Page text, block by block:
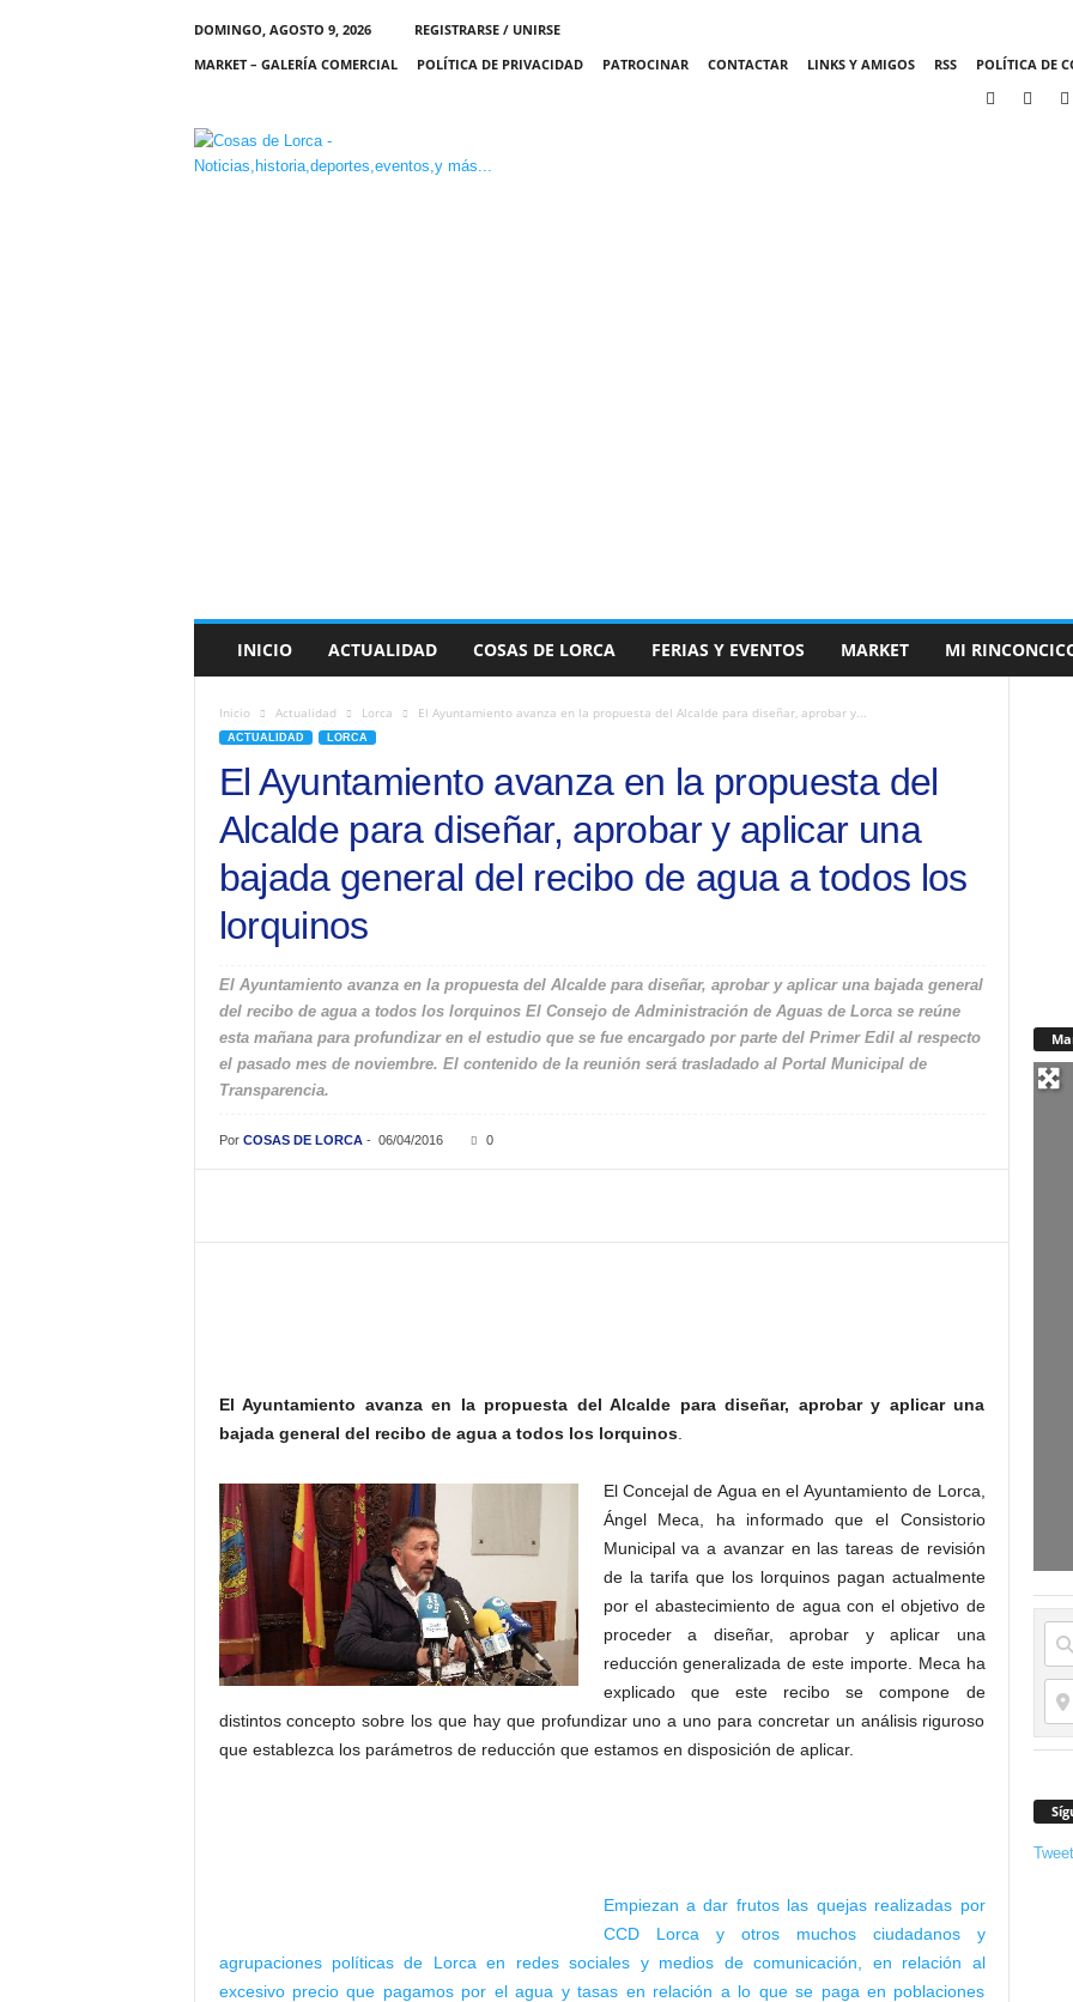
DOMINGO, AGOSTO 9, 2026
REGISTRARSE / UNIRSE
MARKET – GALERÍA COMERCIAL
POLÍTICA DE PRIVACIDAD PATROCINAR CONTACTAR LINKS Y AMIGOS RSS POLÍTICA DE
C
O
S
INICIO ACTUALIDAD COSAS DE LORCA FERIAS Y EVENTOS MARKET MI
Inicio Actualidad Lorca El Ayuntamiento avanza en la propuesta del Alcalde para diseñar, aprobar y...
ACTUALIDAD LORCA
El Ayuntamiento avanza en la propuesta del
Alcalde para diseñar, aprobar y aplicar una
bajada general del recibo de agua a todos los
lorquinos
El Ayuntamiento avanza en la propuesta del Alcalde para diseñar, aprobar y aplicar una bajada general
del recibo de agua a todos los lorquinos El Consejo de Administración de Aguas de Lorca se reúne
esta mañana para profundizar en el estudio que se fue encargado por parte del Primer Edil al respecto
el pasado mes de noviembre. El contenido de la reunión será trasladado al Portal Municipal de
Transparencia.
Por COSAS DE LORCA- 06/04/2016 0
El Ayuntamiento avanza en la propuesta del Alcalde para diseñar, aprobar y aplicar una
bajada general del recibo de agua a todos los lorquinos.
El Concejal de Agua en el Ayuntamiento de Lorca,
Ángel Meca, ha informado que el Consistorio
Municipal va a avanzar en las tareas de revisión
de la tarifa que los lorquinos pagan actualmente
por el abastecimiento de agua con el objetivo de
proceder a diseñar, aprobar y aplicar una
reducción generalizada de este importe. Meca ha
explicado que este recibo se compone de
distintos concepto sobre los que hay que profundizar uno a uno para concretar un análisis riguroso
que establezca los parámetros de reducción que estamos en disposición de aplicar.
Empiezan a dar frutos las quejas realizadas por
CCD Lorca y otros muchos ciudadanos y
agrupaciones políticas de Lorca en redes sociales y medios de comunicación, en relación al
excesivo precio que pagamos por el agua y tasas en relación a lo que se paga en poblaciones